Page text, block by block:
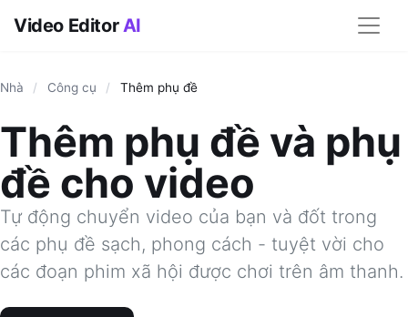
Video EditorAI
Nhà / Công cụ / Thêm phụ đề
Thêm phụ đề và phụ
đề cho video
Tự động chuyển video của bạn và đốt trong
các phụ đề sạch, phong cách - tuyệt vời cho
các đoạn phim xã hội được chơi trên âm thanh.